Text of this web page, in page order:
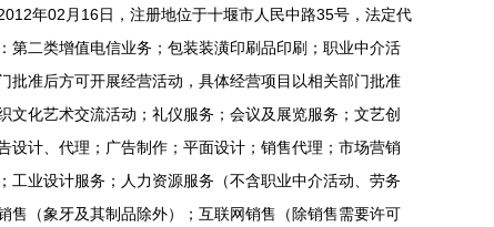
年02月16日，注册地位于十堰市人民中路35号，法定代
第二类增值电信业务；包装装潢印刷品印刷；职业中介活
批准后方可开展经营活动，具体经营项目以相关部门批准
文化艺术交流活动；礼仪服务；会议及展览服务；文艺创
设计、代理；广告制作；平面设计；销售代理；市场营销
工业设计服务；人力资源服务（不含职业中介活动、劳务
售（象牙及其制品除外）；互联网销售（除销售需要许可